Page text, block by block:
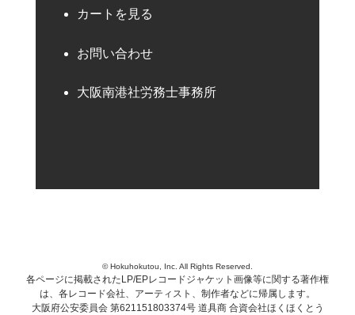
カートを見る
お問い合わせ
大阪南港社労務士事務所
© Hokuhokutou, Inc. All Rights Reserved.
各ページに掲載されたLP/EPレコードジャケット画像等に関する著作権
は、各レコード会社、アーティスト、制作者などに帰属します。
大阪府公安委員会 第621151803374号 道具商 合資会社ほくほくとう